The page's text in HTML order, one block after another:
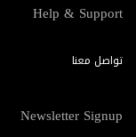
Help & Support
تواصل معنا
Newsletter Signup